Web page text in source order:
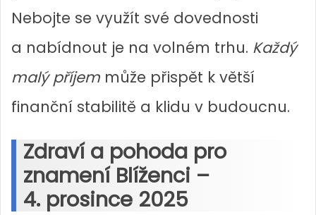
Nebojte se využít své dovednosti
a nabídnout je na volném trhu. Každý
malý příjem může přispět k větší
finanční stabilitě a klidu v budoucnu.
Zdraví a pohoda pro
znamení Blíženci –
4. prosince 2025